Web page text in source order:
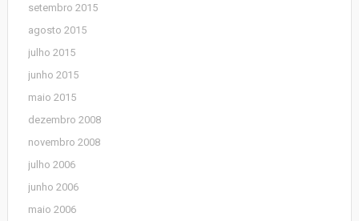
setembro 2015
agosto 2015
julho 2015
junho 2015
maio 2015
dezembro 2008
novembro 2008
julho 2006
junho 2006
maio 2006